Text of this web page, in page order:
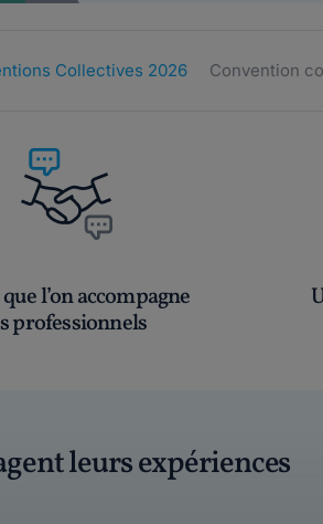
Collectives 2026 Convention
l’on accompagne
professionnels
leurs expériences